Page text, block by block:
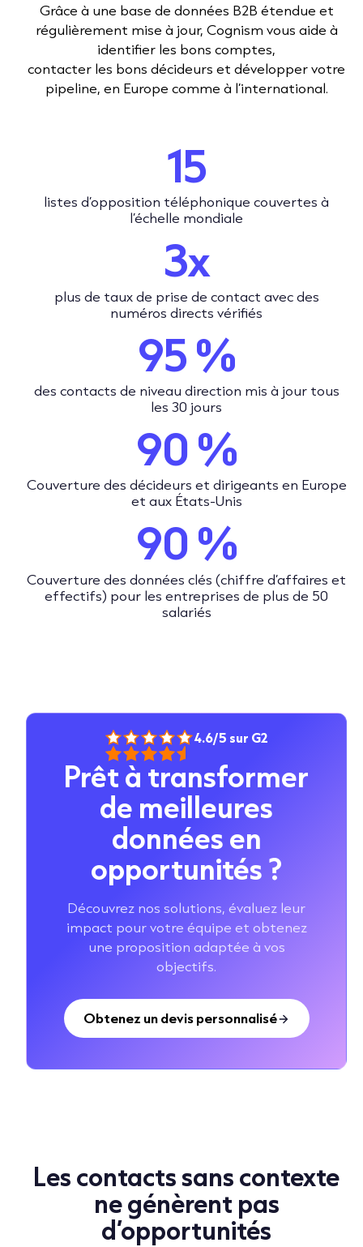
Grâce à une base de données B2B étendue et
régulièrement mise à jour, Cognism vous aide à
identifier les bons comptes,
contacter les bons décideurs et développer votre
pipeline, en Europe comme à l’international.
15
listes d’opposition téléphonique couvertes à
l’échelle mondiale
3x
plus de taux de prise de contact avec des
numéros directs vérifiés
95 %
des contacts de niveau direction mis à jour tous
les 30 jours
90 %
Couverture des décideurs et dirigeants en Europe
et aux États-Unis
90 %
Couverture des données clés (chiffre d’affaires et
effectifs) pour les entreprises de plus de 50
salariés
4.6/5 sur G2
Prêt à transformer
de meilleures
données en
opportunités ?
Découvrez nos solutions, évaluez leur
impact pour votre équipe et obtenez
une proposition adaptée à vos
objectifs.
Obtenez un devis personnalisé
Les contacts sans contexte
ne génèrent pas
d’opportunités